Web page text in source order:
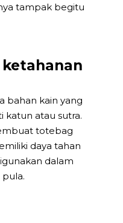
tampak begitu
bahan kain yang
katun atau sutra.
totebag
daya tahan
dalam